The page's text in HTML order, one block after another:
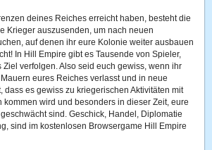
deines Reiches erreicht haben, besteht die
Krieger auszusenden, um nach neuen
auf denen ihr eure Kolonie weiter ausbauen
In Hill Empire gibt es Tausende von Spieler,
verfolgen. Also seid euch gewiss, wenn ihr
eures Reiches verlasst und in neue
dass es gewiss zu kriegerischen Aktivitäten mit
kommen wird und besonders in dieser Zeit, eure
sind. Geschick, Handel, Diplomatie
sind im kostenlosen Browsergame Hill Empire